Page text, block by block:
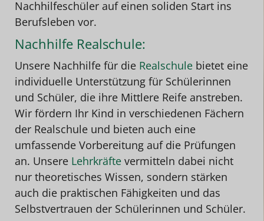
Nachhilfeschüler auf einen soliden Start ins
Berufsleben vor.
Nachhilfe Realschule:
Unsere Nachhilfe für die Realschule bietet eine
individuelle Unterstützung für Schülerinnen
und Schüler, die ihre Mittlere Reife anstreben.
Wir fördern Ihr Kind in verschiedenen Fächern
der Realschule und bieten auch eine
umfassende Vorbereitung auf die Prüfungen
an. Unsere Lehrkräfte vermitteln dabei nicht
nur theoretisches Wissen, sondern stärken
auch die praktischen Fähigkeiten und das
Selbstvertrauen der Schülerinnen und Schüler.